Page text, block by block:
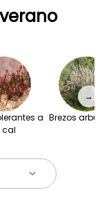
a
cal
Brezos
→